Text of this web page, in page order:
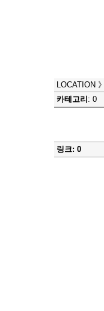
LOCATION 》
카테고리 : 0
링크: 0